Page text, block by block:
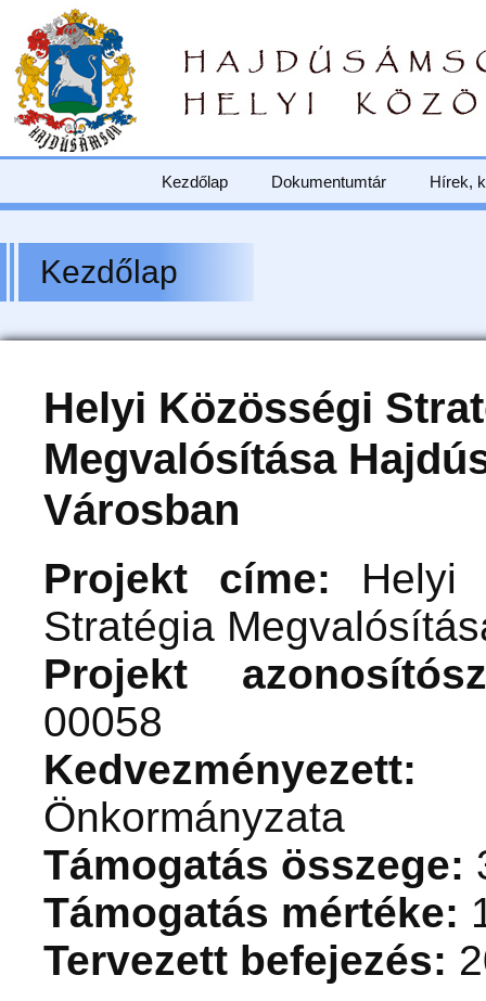
Kezdőlap Dokumentumtár Hírek,
Kezdőlap
Helyi Közösségi
Megvalósítása
Városban
Projekt címe: Helyi
Stratégia
Projekt
00058
Kedvezményezett:
Önkormányzata
Támogatás összege:
Támogatás mértéke:
Tervezett befejezés: